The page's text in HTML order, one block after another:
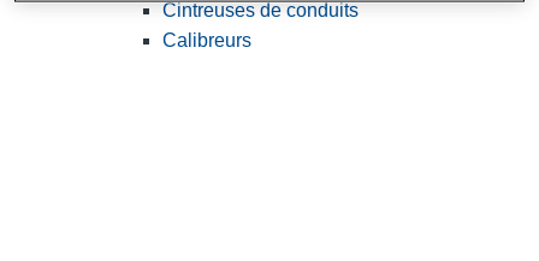
Cintreuses de conduits
Calibreurs